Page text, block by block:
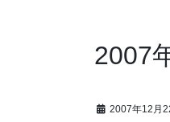
2007
2007年12月